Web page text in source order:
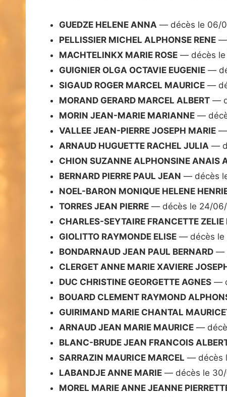
GUEDZE HELENE ANNA — décès le 06/
PELLISSIER MICHEL ALPHONSE RENE —
MACHTELINKX MARIE ROSE — décès
GUIGNIER OLGA OCTAVIE EUGENIE —
SIGAUD ROGER MARCEL MAURICE —
MORAND GERARD MARCEL ALBERT —
MORIN JEAN-MARIE MARIANNE —
VALLEE JEAN-PIERRE JOSEPH MARIE —
ARNAUD HUGUETTE RACHEL JULIA —
CHION SUZANNE ALPHONSINE ANAIS
BERNARD PIERRE PAUL JEAN — décès
NOEL-BARON MONIQUE HELENE
TORRES JEAN PIERRE — décès le 24/
CHARLES-SEYTAIRE FRANCETTE
GIOLITTO RAYMONDE ELISE — décès le
BONDARNAUD JEAN PAUL BERNARD —
CLERGET ANNE MARIE XAVIERE
DUC CHRISTINE GEORGETTE AGNES —
BOUARD CLEMENT RAYMOND
GUIRIMAND MARIE CHANTAL
ARNAUD JEAN MARIE MAURICE —
BLANC-BRUDE JEAN FRANCOIS
SARRAZIN MAURICE MARCEL — décès
LABANDJE ANNE MARIE — décès le
MOREL MARIE ANNE JEANNE